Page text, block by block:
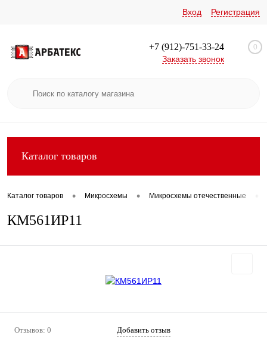
Вход Регистрация
+7 (912)-751-33-24
Заказать звонок
0
Каталог товаров
Каталог товаров • Микросхемы • Микросхемы отечественные
КМ561ИР11
Отзывов: 0 Добавить отзыв